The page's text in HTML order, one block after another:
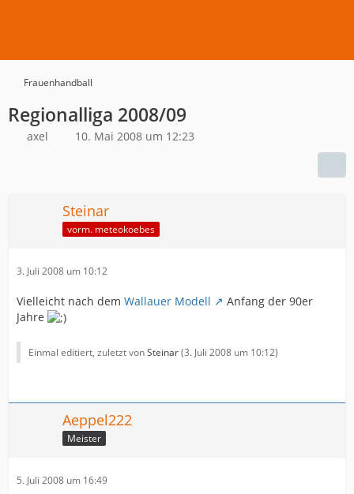
Frauenhandball
Regionalliga 2008/09
axel 10. Mai 2008 um 12:23
Steinar
vorm. meteokoebes
3. Juli 2008 um 10:12
Vielleicht nach dem Wallauer Modell
Anfang der 90er
Jahre
Einmal editiert, zuletzt vonSteinar(3. Juli 2008 um 10:12)
Aeppel222
Meister
5. Juli 2008 um 16:49